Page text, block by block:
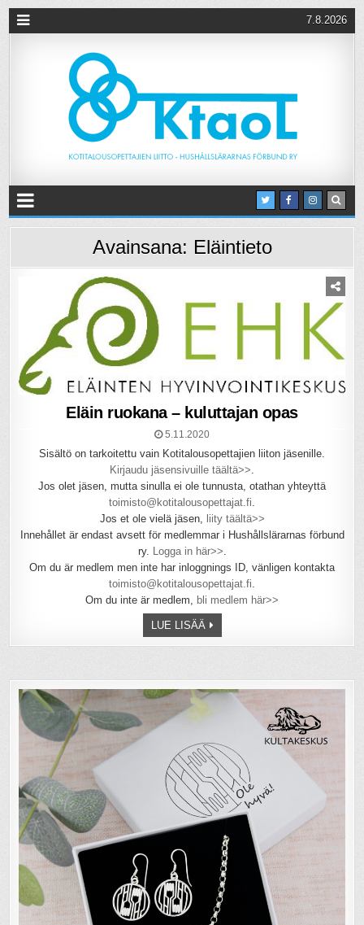
7.8.2026
Avainsana: Eläintieto
Eläin ruokana – kuluttajan opas
5.11.2020
Sisältö on tarkoitettu vain Kotitalousopettajien liiton jäsenille.
Kirjaudu jäsensivuille täältä>>.
Jos olet jäsen, mutta sinulla ei ole tunnusta, otathan yhteyttä
toimisto@kotitalousopettajat.fi.
Jos et ole vielä jäsen, liity täältä>>
Innehållet är endast avsett för medlemmar i Hushållslärarnas förbund
ry. Logga in här>>.
Om du är medlem men inte har inloggnings ID, vänligen kontakta
toimisto@kotitalousopettajat.fi.
Om du inte är medlem, bli medlem här>>
LUE LISÄÄ